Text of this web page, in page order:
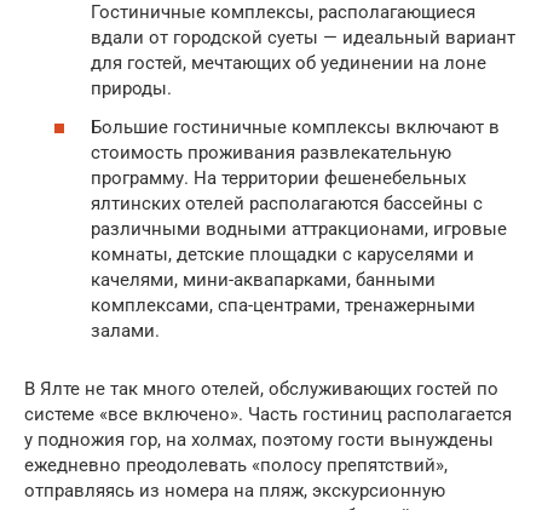
Гостиничные комплексы, располагающиеся
вдали от городской суеты — идеальный вариант
для гостей, мечтающих об уединении на лоне
природы.
Большие гостиничные комплексы включают в
стоимость проживания развлекательную
программу. На территории фешенебельных
ялтинских отелей располагаются бассейны с
различными водными аттракционами, игровые
комнаты, детские площадки с каруселями и
качелями, мини-аквапарками, банными
комплексами, спа-центрами, тренажерными
залами.
В Ялте не так много отелей, обслуживающих гостей по
системе «все включено». Часть гостиниц располагается
у подножия гор, на холмах, поэтому гости вынуждены
ежедневно преодолевать «полосу препятствий»,
отправляясь из номера на пляж, экскурсионную